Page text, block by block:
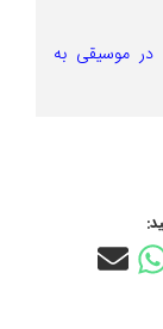
در موسیقی به